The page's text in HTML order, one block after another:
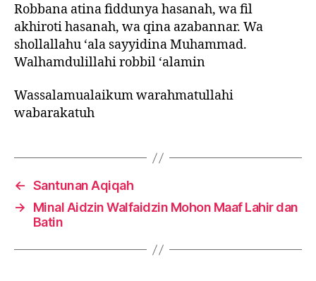
Robbana atina fiddunya hasanah, wa fil
akhiroti hasanah, wa qina azabannar. Wa
shollallahu ‘ala sayyidina Muhammad.
Walhamdulillahi robbil ‘alamin
Wassalamualaikum warahmatullahi
wabarakatuh
← Santunan Aqiqah
→
Minal Aidzin Walfaidzin Mohon Maaf Lahir dan
Batin